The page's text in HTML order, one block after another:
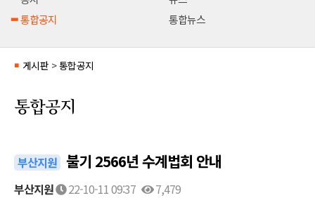
통합공지
통합뉴스
■ 게시판 > 통합공지
통합공지
부산지원 불기 2566년 수계법회 안내
부산지원 22-10-11 09:37 7,479